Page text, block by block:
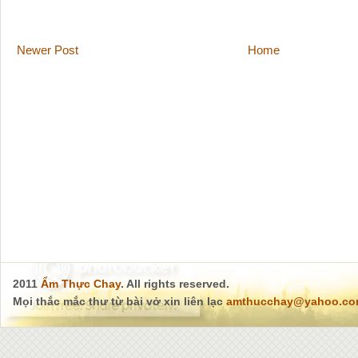
Newer Post Home
2011 Ẩm Thực Chay. All rights reserved.
Mọi thắc mắc thư từ bài vở xin liên lạc